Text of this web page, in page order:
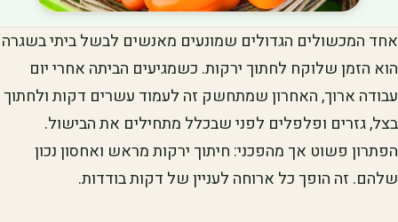
אחד המכשולים הגדולים שמונעים מאנשים לבשל ביתי בשגרה
הוא הזמן שלוקח לחתוך ירקות. כשמגיעים הביתה אחרי יום
עבודה ארוך, האחרון שמתחשק זה לעמוד עשרים דקות ולחתוך
בצל, גזרים ופלפלים לפני שבכלל מתחילים את הבישול.
הפתרון פשוט אך מהפכני: חיתוך ירקות מראש ואחסון נכון
שלהם. זה הופך כל ארוחה לעניין של דקות בודדות.